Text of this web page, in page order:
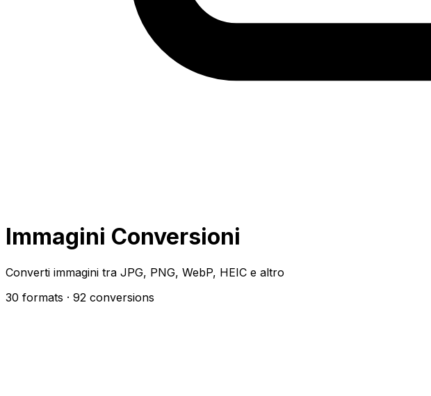
Immagini Conversioni
Converti immagini tra JPG, PNG, WebP, HEIC e altro
30 formats · 92 conversions